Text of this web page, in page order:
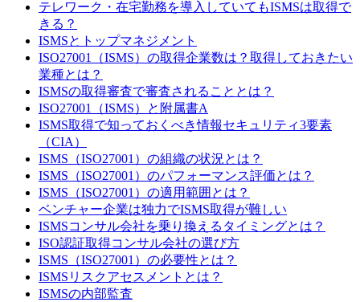
テレワーク・在宅勤務を導入していてもISMSは取得で
きる？
ISMSとトップマネジメント
ISO27001（ISMS）の取得企業数は？取得しておきたい
業種とは？
ISMSの取得審査で審査されることとは？
ISO27001（ISMS）と附属書A
ISMS取得で知っておくべき情報セキュリティ3要素
（CIA）
ISMS（ISO27001）の組織の状況とは？
ISMS（ISO27001）のパフォーマンス評価とは？
ISMS（ISO27001）の適用範囲とは？
ベンチャー企業は独力でISMS取得が難しい
ISMSコンサル会社を乗り換えるタイミングとは？
ISO認証取得コンサル会社の選び方
ISMS（ISO27001）の必要性とは？
ISMSリスクアセスメントとは？
ISMSの内部監査